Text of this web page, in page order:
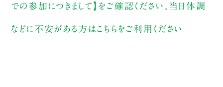
での参加につきまして】をご確認ください。当日体調
などに不安がある方はこちらをご利用ください